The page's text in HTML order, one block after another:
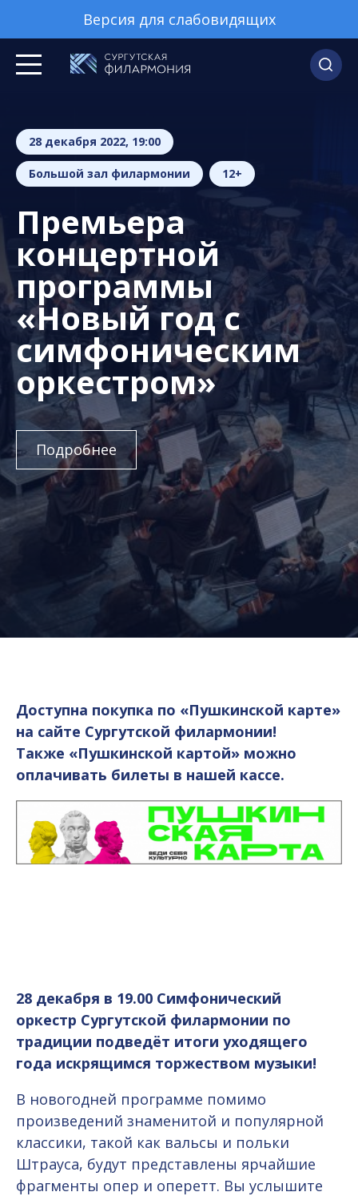
Версия для слабовидящих
28 декабря 2022, 19:00
Большой зал филармонии 12+
Премьера
концертной
программы
«Новый год с
симфоническим
оркестром»
Подробнее
Доступна покупка по «Пушкинской карте»
на сайте Сургутской филармонии!
Также «Пушкинской картой» можно
оплачивать билеты в нашей кассе.
28 декабря в 19.00 Симфонический
оркестр Сургутской филармонии по
традиции подведёт итоги уходящего
года искрящимся торжеством музыки!
В новогодней программе помимо
произведений знаменитой и популярной
классики, такой как вальсы и польки
Штрауса, будут представлены ярчайшие
фрагменты опер и оперетт. Вы услышите